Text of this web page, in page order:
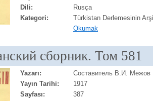
Dili:
Rusça
Kategori:
Türkistan Derlemesinin
Okumak
сборник. Том 581
Yazarı:
Составитель В.И. Межов
Yayın Tarihi:
1917
Sayfası:
387